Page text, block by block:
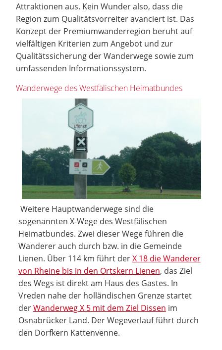
Attraktionen aus. Kein Wunder also, dass die
Region zum Qualitätsvorreiter avanciert ist. Das
Konzept der Premiumwanderregion beruht auf
vielfältigen Kriterien zum Angebot und zur
Qualitätssicherung der Wanderwege sowie zum
umfassenden Informationssystem.
Wanderwege des Westfälischen Heimatbundes
Weitere Hauptwanderwege sind die
sogenannten X-Wege des Westfälischen
Heimatbundes. Zwei dieser Wege führen die
Wanderer auch durch bzw. in die Gemeinde
Lienen. Über 114 km führt derX 18 die Wanderer
von Rheine bis in den Ortskern Lienen, das Ziel
des Wegs ist direkt am Haus des Gastes. In
Vreden nahe der holländischen Grenze startet
derWanderweg X 5 mit dem Ziel Dissen im
Osnabrücker Land. Der Wegeverlauf führt durch
den Dorfkern Kattenvenne.